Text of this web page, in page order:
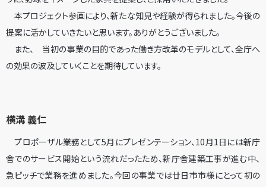
本プロジェクト参画により、新たな知見や経験が得られました。今後の
提案に活かしていきたいと思います。ありがとうございました。
また、 当初の事業の目的であった働き方改革のモデルとして、全庁へ
の効果の波及していくことを期待しています。
横溝 義仁
プロポーザル業務として5月にプレゼンテーション、10月1日には新庁
舎でのサービス開始という流れだったため、新庁舎建築工事が進む中、
急ピッチで業務を進めました。今回の事業では廿日市市様にとって初の